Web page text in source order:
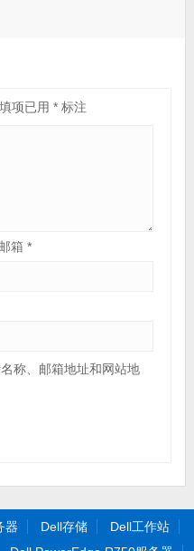
项已用 *标注
邮箱*
称、邮箱地址和网站地
器 Dell存储
Dell工作站